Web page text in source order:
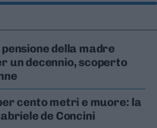
della madre
un decennio, scoperto
cento metri e muore: la
de Concini